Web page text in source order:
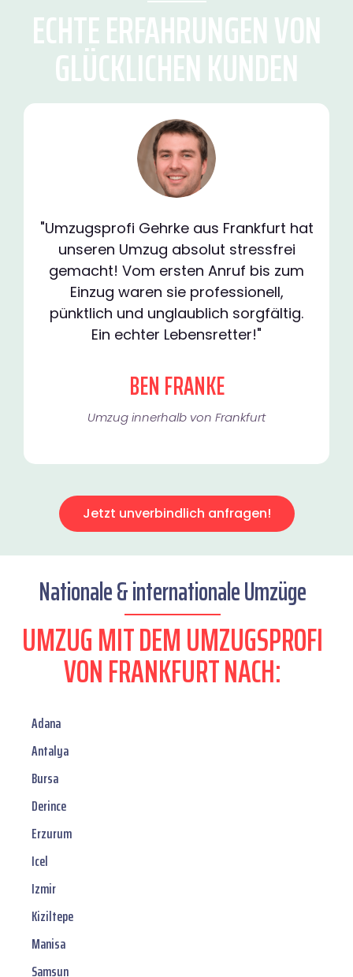
ECHTE ERFAHRUNGEN VON
GLÜCKLICHEN KUNDEN
"Umzugsprofi Gehrke aus Frankfurt hat
unseren Umzug absolut stressfrei
gemacht! Vom ersten Anruf bis zum
Einzug waren sie professionell,
pünktlich und unglaublich sorgfältig.
Ein echter Lebensretter!"
BEN FRANKE
Umzug innerhalb von Frankfurt​
Jetzt unverbindlich anfragen!
Nationale & internationale Umzüge
UMZUG MIT DEM UMZUGSPROFI
VON FRANKFURT NACH:
Adana
Antalya
Bursa
Derince
Erzurum
Icel
Izmir
Kiziltepe
Manisa
Samsun